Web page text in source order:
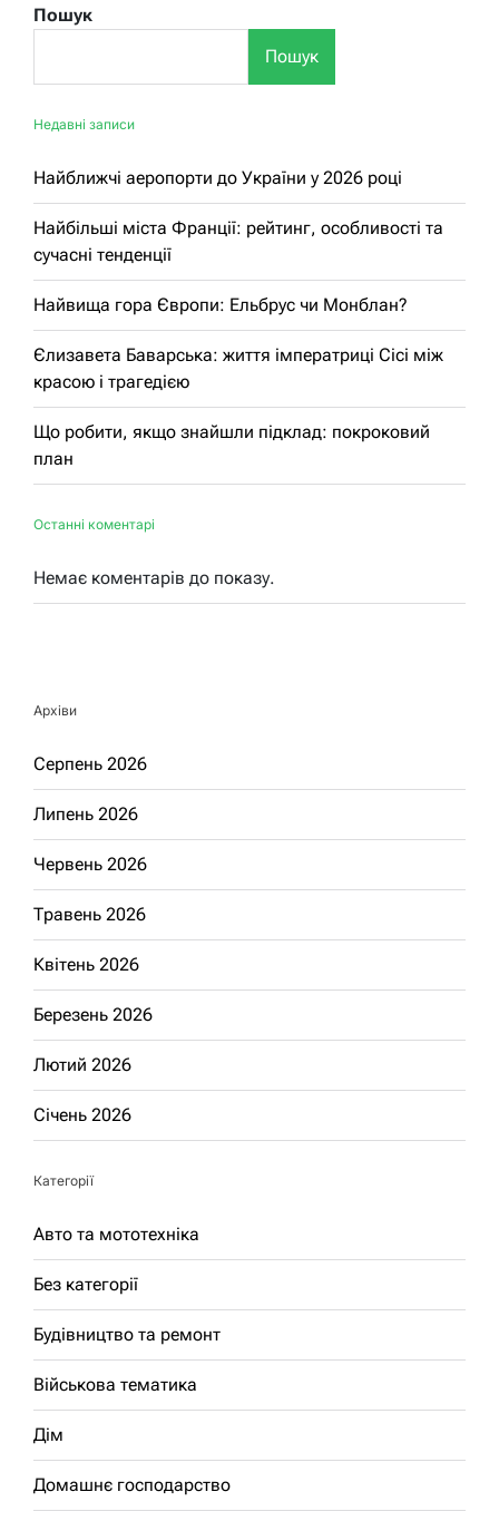
Пошук
Пошук
Недавні записи
Найближчі аеропорти до України у 2026 році
Найбільші міста Франції: рейтинг, особливості та
сучасні тенденції
Найвища гора Європи: Ельбрус чи Монблан?
Єлизавета Баварська: життя імператриці Сісі між
красою і трагедією
Що робити, якщо знайшли підклад: покроковий
план
Останні коментарі
Немає коментарів до показу.
Архіви
Серпень 2026
Липень 2026
Червень 2026
Травень 2026
Квітень 2026
Березень 2026
Лютий 2026
Січень 2026
Категорії
Авто та мототехніка
Без категорії
Будівництво та ремонт
Військова тематика
Дім
Домашнє господарство